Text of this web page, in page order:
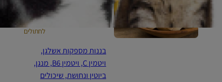
מותר מידי פעם לכלבים וגם
לחתולים
בננות מספקות אשלגן,
ויטמין C, ויטמין B6, מנגן,
ביוטין ונחושת, שיכולים